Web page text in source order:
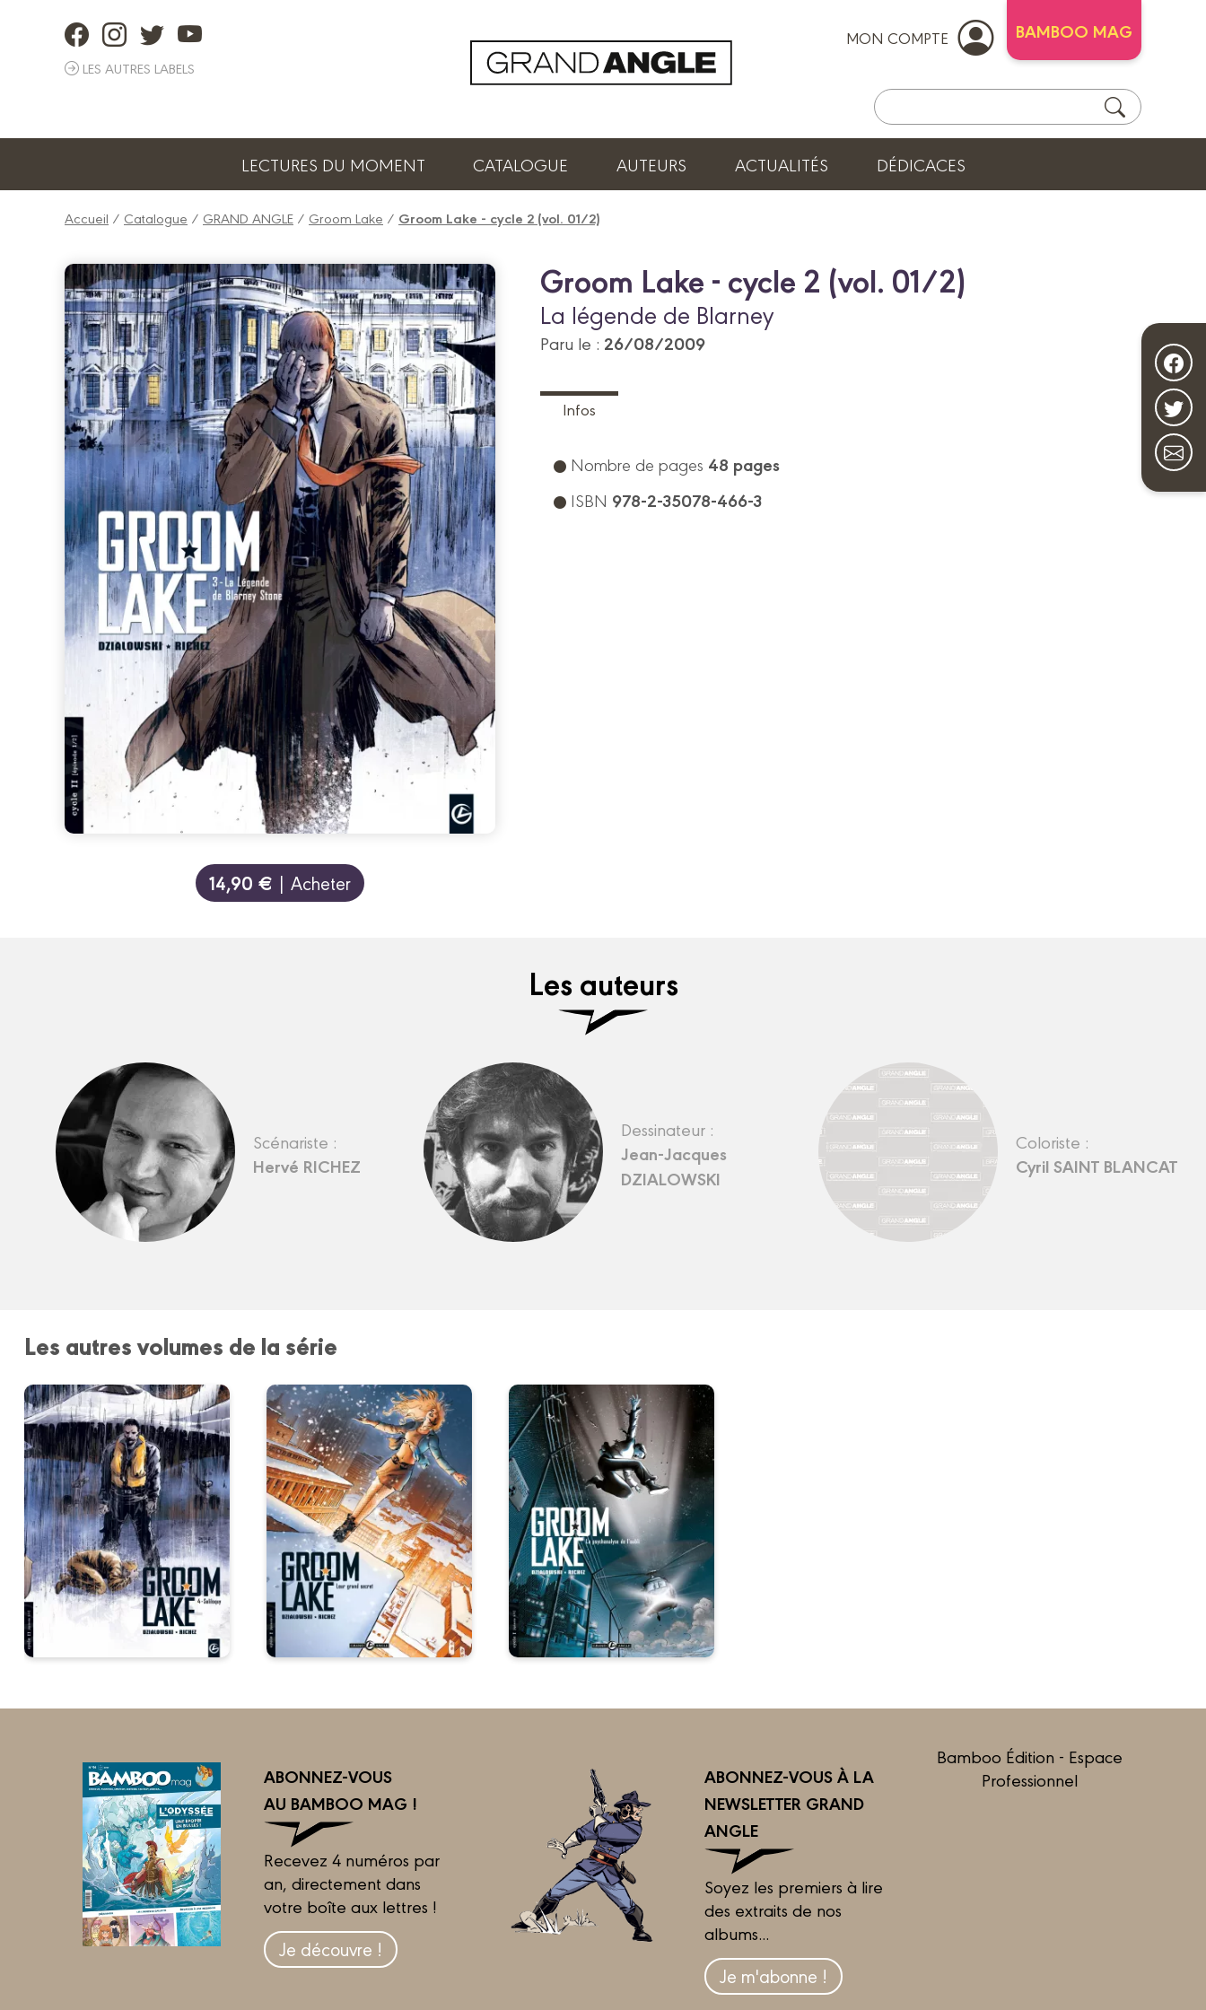
LES AUTRES LABELS
MON COMPTE BAMBOO MAG
LECTURES DU MOMENT CATALOGUE AUTEURS ACTUALITÉS DÉDICACES
Accueil / Catalogue / GRAND ANGLE / Groom Lake / Groom Lake - cycle 2 (vol. 01/2)
14,90 € | Acheter
Groom Lake - cycle 2 (vol. 01/2)
La légende de Blarney
Paru le : 26/08/2009
Infos
Nombre de pages 48 pages
ISBN 978-2-35078-466-3
Les auteurs
Scénariste :
Hervé RICHEZ
Dessinateur :
Jean-Jacques
DZIALOWSKI
Coloriste :
Cyril SAINT BLANCAT
Les autres volumes de la série
ABONNEZ-VOUS
AU BAMBOO MAG !
Recevez 4 numéros par
an, directement dans
votre boîte aux lettres !
Je découvre !
ABONNEZ-VOUS À LA
NEWSLETTER GRAND
ANGLE
Soyez les premiers à lire
des extraits de nos
albums...
Je m'abonne !
Bamboo Édition - Espace
Professionnel